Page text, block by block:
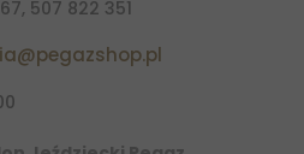
507 822 351